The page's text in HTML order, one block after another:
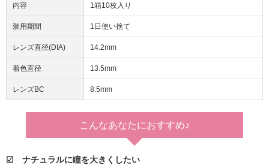
内容 1箱10枚入り
装用期間 1日使い捨て
レンズ直径(DIA) 14.2mm
着色直径 13.5mm
レンズBC 8.5mm
こんなあなたにおすすめ♪
☑ ナチュラルに瞳を大きくしたい